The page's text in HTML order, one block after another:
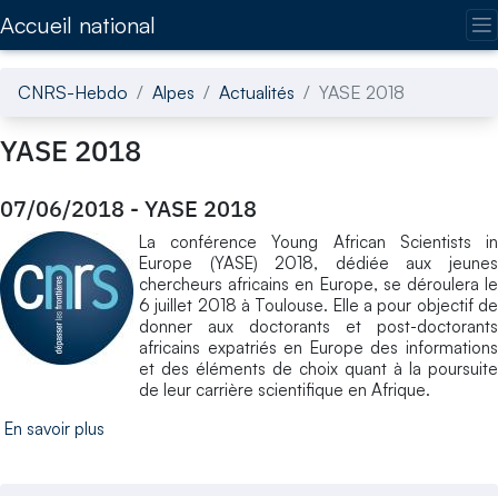
Accueil national
CNRS-Hebdo Alpes Actualités YASE 2018
YASE 2018
07/06/2018 - YASE 2018
La conférence Young African Scientists in
Europe (YASE) 2018, dédiée aux jeunes
chercheurs africains en Europe, se déroulera le
6 juillet 2018 à Toulouse. Elle a pour objectif de
donner aux doctorants et post-doctorants
africains expatriés en Europe des informations
et des éléments de choix quant à la poursuite
de leur carrière scientifique en Afrique.
En savoir plus